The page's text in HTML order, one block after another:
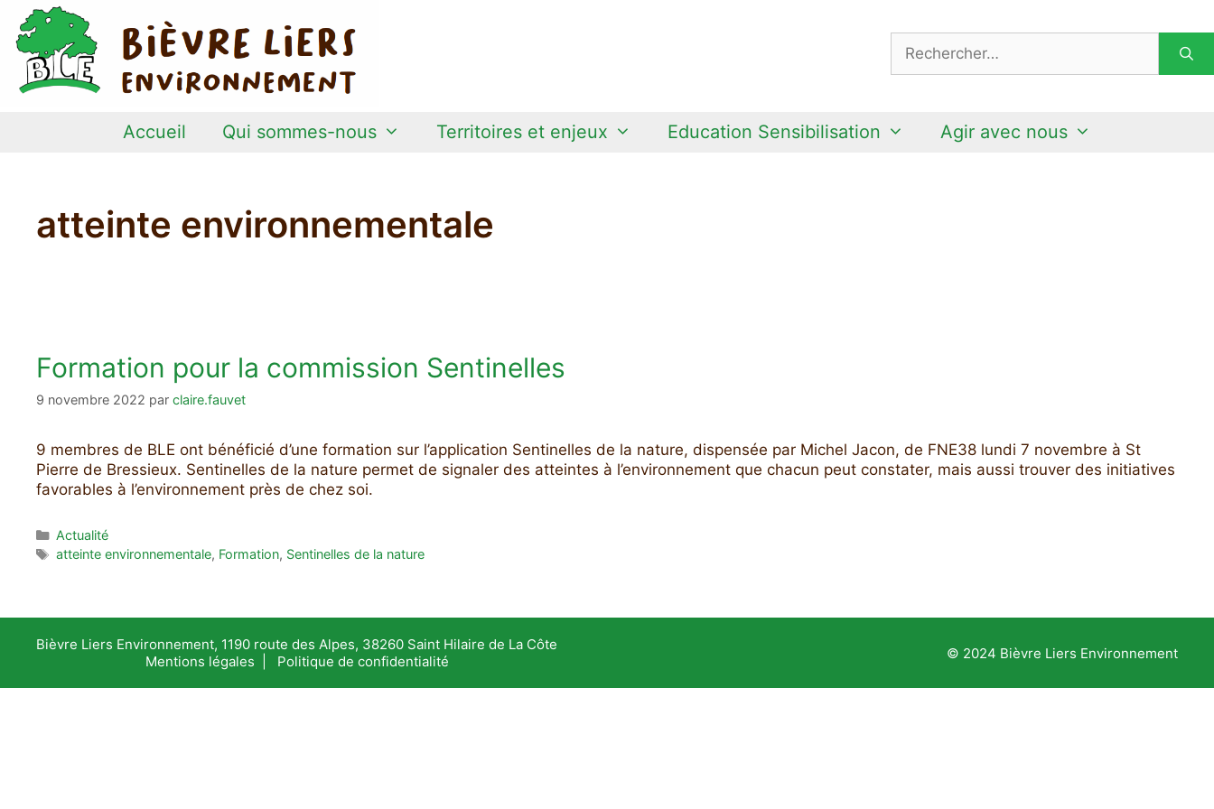
contenu
Accueil Qui sommes-nous Territoires et enjeux Education Sensibilisation Agir avec nous
atteinte environnementale
Formation pour la commission Sentinelles
9 novembre 2022 par claire.fauvet
9 membres de BLE ont bénéficié d’une formation sur l’application Sentinelles de la nature, dispensée par Michel Jacon, de FNE38 lundi 7 novembre à St
Pierre de Bressieux. Sentinelles de la nature permet de signaler des atteintes à l’environnement que chacun peut constater, mais aussi trouver des initiatives
favorables à l’environnement près de chez soi.
Catégories
Actualité
Étiquettes
atteinte environnementale, Formation, Sentinelles de la nature
Bièvre Liers Environnement, 1190 route des Alpes, 38260 Saint Hilaire de La Côte
Mentions légales
Politique de confidentialité © 2024 Bièvre Liers Environnement